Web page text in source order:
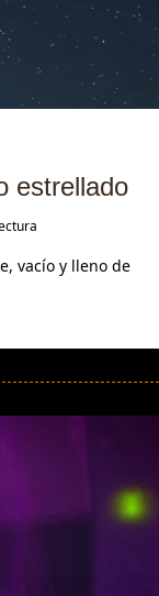
estrellado
vacío y lleno de